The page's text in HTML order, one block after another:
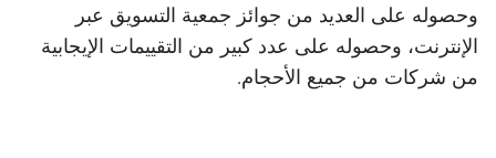
وحصوله على العديد من جوائز جمعية التسويق عبر
الإنترنت، وحصوله على عدد كبير من التقييمات الإيجابية
من شركات من جميع الأحجام.